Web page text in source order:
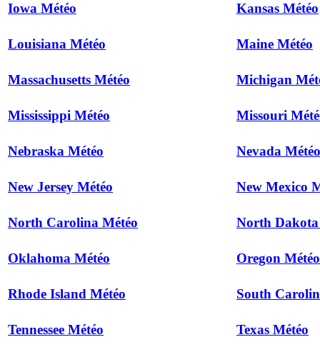
Iowa Météo Kansas Météo
Louisiana Météo Maine Météo
Massachusetts Météo Michigan
Mississippi Météo Missouri
Nebraska Météo Nevada Météo
New Jersey Météo New Mexico
North Carolina Météo North Dakota
Oklahoma Météo Oregon Météo
Rhode Island Météo South
Tennessee Météo Texas Météo